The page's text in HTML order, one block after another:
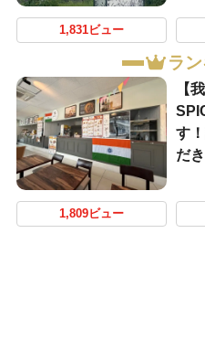
1,831ビュー
ラ
【
す
だ
1,809ビュー